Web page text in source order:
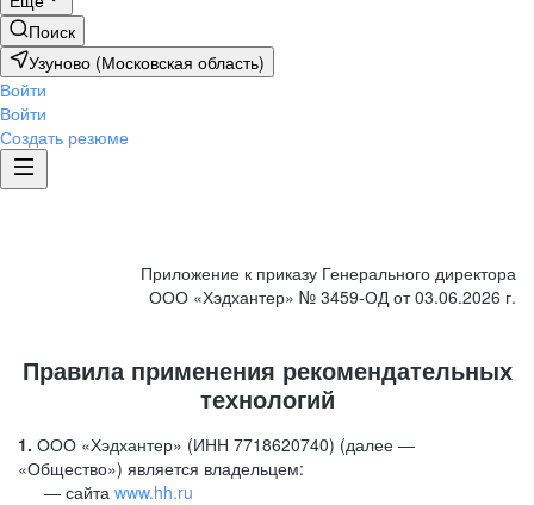
Поиск
Узуново (Московская область)
Войти
Войти
Создать резюме
Приложение к приказу Генерального директора
ООО «Хэдхантер» № 3459-ОД от 03.06.2026 г.
Правила применения рекомендательных
технологий
1. ООО «Хэдхантер» (ИНН 7718620740) (далее —
«Общество») является владельцем:
сайта www.hh.ru